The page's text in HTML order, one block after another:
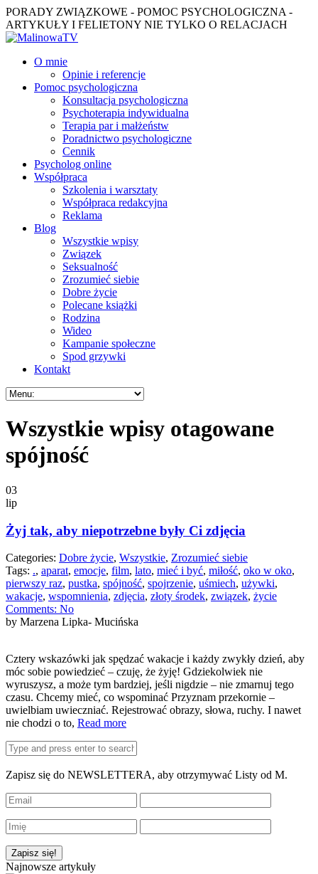
PORADY ZWIĄZKOWE - POMOC PSYCHOLOGICZNA -
ARTYKUŁY I FELIETONY NIE TYLKO O RELACJACH
O mnie
Opinie i referencje
Pomoc psychologiczna
Konsultacja psychologiczna
Psychoterapia indywidualna
Terapia par i małżeństw
Poradnictwo psychologiczne
Cennik
Psycholog online
Współpraca
Szkolenia i warsztaty
Współpraca redakcyjna
Reklama
Blog
Wszystkie wpisy
Związek
Seksualność
Zrozumieć siebie
Dobre życie
Polecane książki
Rodzina
Wideo
Kampanie społeczne
Spod grzywki
Kontakt
Wszystkie wpisy otagowane
spójność
03
lip
Żyj tak, aby niepotrzebne były Ci zdjęcia
Categories: Dobre życie, Wszystkie, Zrozumieć siebie
Tags: ., aparat, emocje, film, lato, mieć i być, miłość, oko w oko,
pierwszy raz, pustka, spójność, spojrzenie, uśmiech, używki,
wakacje, wspomnienia, zdjęcia, złoty środek, związek, życie
Comments: No
by Marzena Lipka- Mucińska
Cztery wskazówki jak spędzać wakacje i każdy zwykły dzień, aby
móc sobie powiedzieć – czuję, że żyję! Gdziekolwiek nie
wyruszysz, a może tym bardziej, jeśli nigdzie – nie zmarnuj tego
czasu. Chcemy mieć, co wspominać Przyznam przekornie –
uwielbiam uwieczniać. Rejestrować obrazy, słowa, ruchy. I nawet
nie chodzi o to, Read more
Zapisz się do NEWSLETTERA, aby otrzymywać Listy od M.
Najnowsze artykuły